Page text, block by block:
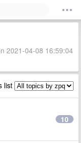
2021-04-08 16:59:04
list
10